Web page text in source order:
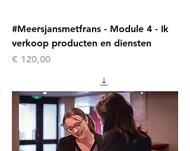
#Meersjansmetfrans - Module 4 - Ik
verkoop producten en diensten
Prijs
€ 120,00